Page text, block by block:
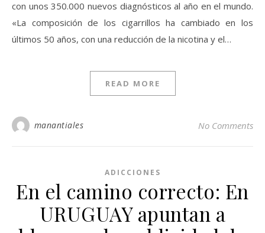
con unos 350.000 nuevos diagnósticos al año en el mundo.
«La composición de los cigarrillos ha cambiado en los
últimos 50 años, con una reducción de la nicotina y el…
READ MORE
manantiales No Comments
ADICCIONES
En el camino correcto: En
URUGUAY apuntan a